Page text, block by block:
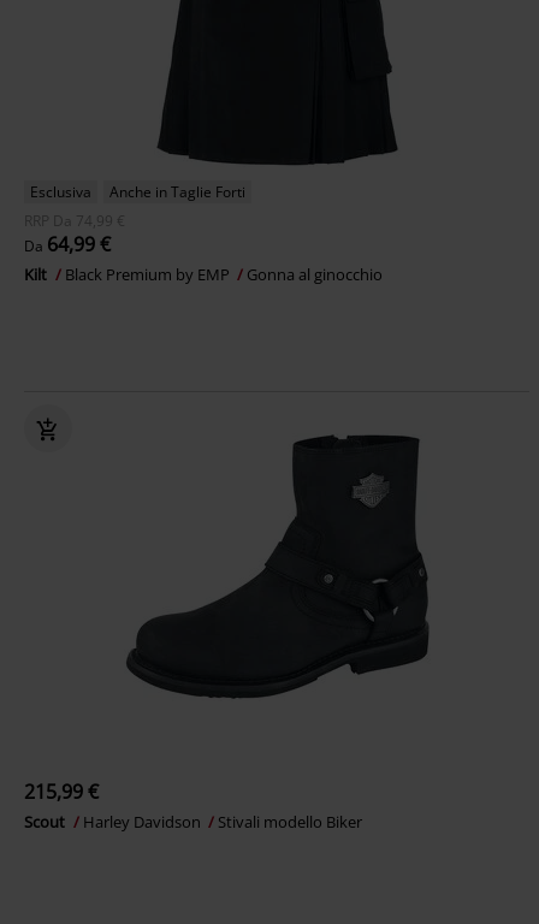
Esclusiva
Anche in Taglie Forti
RRP
Da
74,99 €
Da 64,99 €
Kilt Black Premium by EMP Gonna al ginocchio
215,99 €
Scout Harley Davidson Stivali modello Biker